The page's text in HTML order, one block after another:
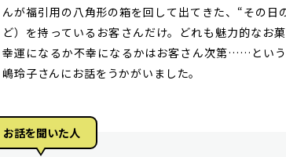
んが福引用の八角形の箱を回して出てきた、“その
ど）を持っているお客さんだけ。どれも魅力的なお
幸運になるか不幸になるかはお客さん次第……とい
嶋玲子さんにお話をうかがいました。
お話を聞いた⼈